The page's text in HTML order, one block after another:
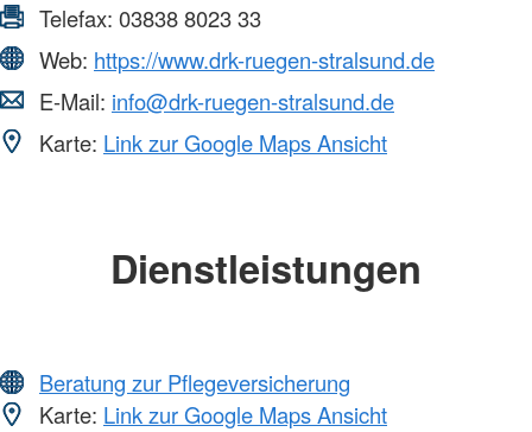
Telefax: 03838 8023 33
Web: https://www.drk-ruegen-stralsund.de
E-Mail: info@drk-ruegen-stralsund.de
Karte: Link zur Google Maps Ansicht
Dienstleistungen
Beratung zur Pflegeversicherung
Karte: Link zur Google Maps Ansicht